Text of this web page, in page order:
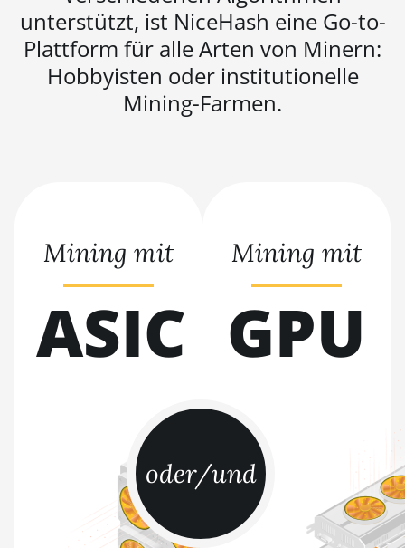
(125Th)
BITMAIN AntMiner S21
(200Th)
BITMAIN AntMiner S21 Hyd.
(270Th)
BITMAIN AntMiner S21 XP
BITMAIN AntMiner S21 XP
Immersion (300Th)
BITMAIN AntMiner S21+
BITMAIN AntMiner S21+ Hyd
BITMAIN AntMiner S21e XP
unterstützt, ist NiceHash eine Go-to-
Plattform für alle Arten von Minern:
Hobbyisten oder institutionelle
Mining-Farmen.
oder/und
Mining mit
ASIC
Mining mit
GPU